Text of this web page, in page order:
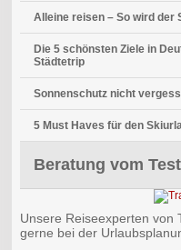
Alleine reisen – So wird der
Die 5 schönsten Ziele in
Städtetrip
Sonnenschutz nicht
5 Must Haves für den
Beratung vom
Unsere Reiseexperten von
gerne bei der